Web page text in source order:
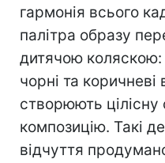
гармонія всього
палітра образу
дитячою коляскою:
чорні та коричневі
створюють цілісну
композицію. Такі
відчуття